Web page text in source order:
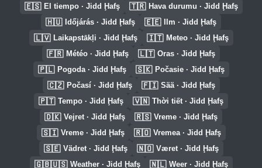
🇪🇸 El tiempo · Jidd Ḩafş 🇹🇷 Hava durumu · Jidd Ḩafş
🇭🇺 Időjárás · Jidd Ḩafş 🇪🇪 Ilm · Jidd Ḩafş
🇱🇻 Laikapstākļi · Jidd Ḩafş 🇮🇹 Meteo · Jidd Ḩafş
🇫🇷 Météo · Jidd Ḩafş 🇱🇹 Oras · Jidd Ḩafş
🇵🇱 Pogoda · Jidd Ḩafş 🇸🇰 Počasie · Jidd Ḩafş
🇨🇿 Počasí · Jidd Ḩafş 🇫🇮 Sää · Jidd Ḩafş
🇵🇹 Tempo · Jidd Ḩafş 🇻🇳 Thời tiết · Jidd Ḩafş
🇩🇰 Vejret · Jidd Ḩafş 🇷🇸 Vreme · Jidd Ḩafş
🇸🇮 Vreme · Jidd Ḩafş 🇷🇴 Vremea · Jidd Ḩafş
🇸🇪 Vädret · Jidd Ḩafş 🇳🇴 Været · Jidd Ḩafş
🇬🇧🇺🇸 Weather · Jidd Ḩafş 🇳🇱 Weer · Jidd Ḩafş